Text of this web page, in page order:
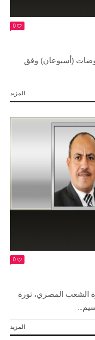
0
(أسبوعان) وفق
المزيد
0
الشعب المصري، ثورة
المزيد